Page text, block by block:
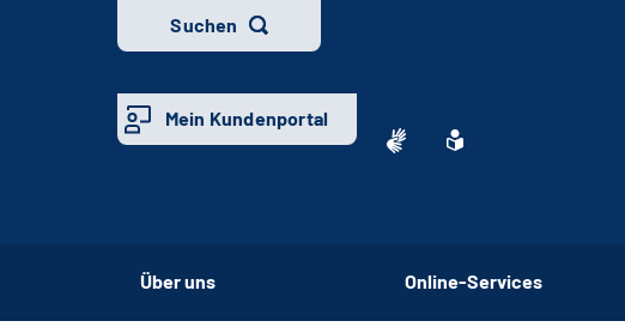
Suchen
Mein Kundenportal
Über uns Online-Services